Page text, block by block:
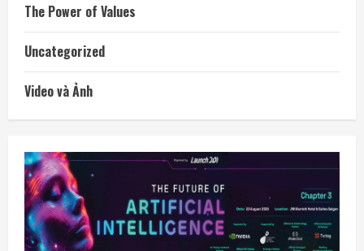
The Power of Values
Uncategorized
Video và Ảnh